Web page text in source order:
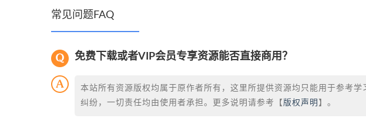
常见问题FAQ
免费下载或者VIP会员专享资源能否直接商用？
本站所有资源版权均属于原作者所有，这里所提供资源均只能用于参考
纠纷，一切责任均由使用者承担。更多说明请参考【 版权声明 】。